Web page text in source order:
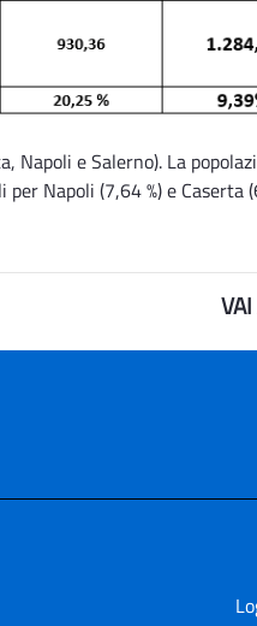
Napoli e Salerno). La
Napoli (7,64 %) e Caserta